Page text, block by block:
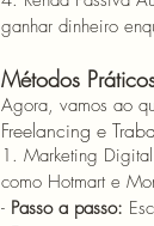
ganhar dinheiro
Métodos
Agora, vamos ao
Freelancing e
1. Marketing
como Hotmart e
- Passo a passo: